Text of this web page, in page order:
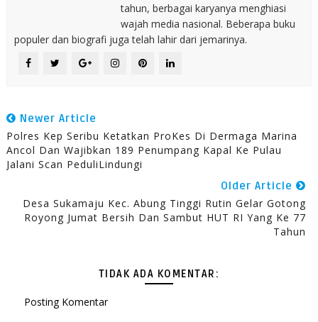
tahun, berbagai karyanya menghiasi
wajah media nasional. Beberapa buku
populer dan biografi juga telah lahir dari jemarinya.
Newer Article
Polres Kep Seribu Ketatkan ProKes Di Dermaga Marina
Ancol Dan Wajibkan 189 Penumpang Kapal Ke Pulau
Jalani Scan PeduliLindungi
Older Article
Desa Sukamaju Kec. Abung Tinggi Rutin Gelar Gotong
Royong Jumat Bersih Dan Sambut HUT RI Yang Ke 77
Tahun
TIDAK ADA KOMENTAR:
Posting Komentar